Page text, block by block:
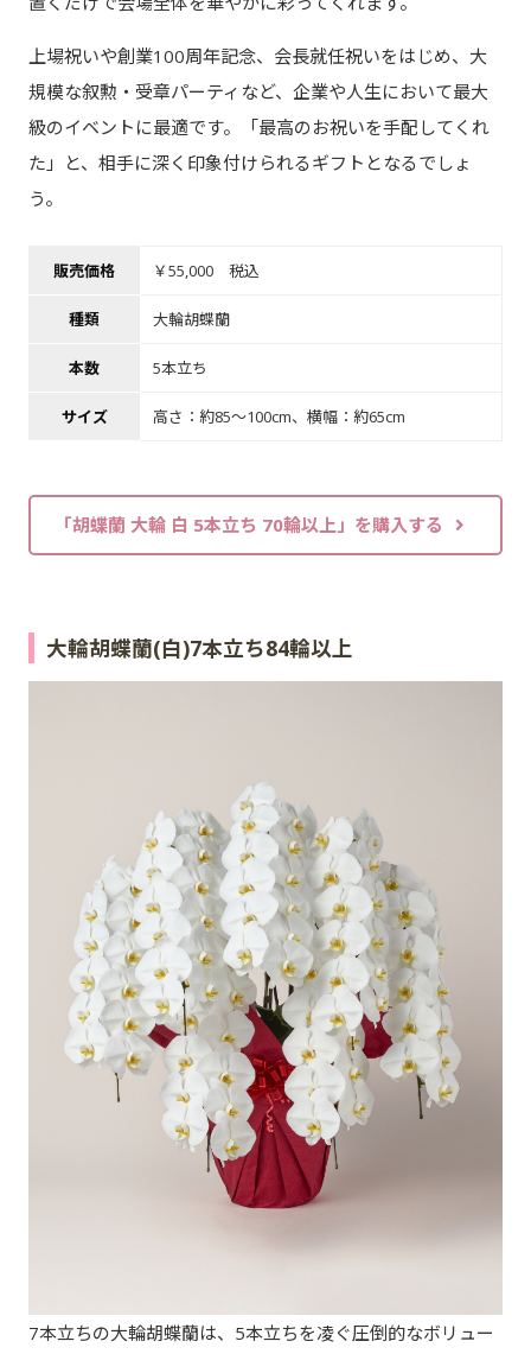
上場祝いや創業100周年記念、会長就任祝いをはじめ、大
規模な叙勲・受章パーティなど、企業や人生において最大
級のイベントに最適です。「最高のお祝いを手配してくれ
た」と、相手に深く印象付けられるギフトとなるでしょ
う。
販売価格 ￥55,000 税込
種類 大輪胡蝶蘭
本数 5本立ち
サイズ 高さ：約85～100cm、横幅：約65cm
「胡蝶蘭 大輪 白 5本立ち 70輪以上」を購入する
大輪胡蝶蘭(白)7本立ち84輪以上
7本立ちの大輪胡蝶蘭は、5本立ちを凌ぐ圧倒的なボリュー